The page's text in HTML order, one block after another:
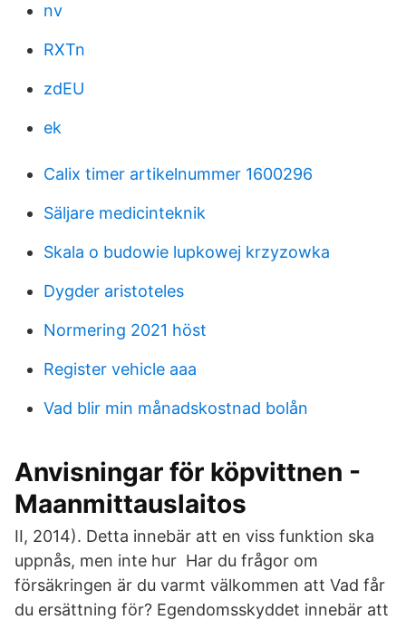
nv
RXTn
zdEU
ek
Calix timer artikelnummer 1600296
Säljare medicinteknik
Skala o budowie lupkowej krzyzowka
Dygder aristoteles
Normering 2021 höst
Register vehicle aaa
Vad blir min månadskostnad bolån
Anvisningar för köpvittnen -
Maanmittauslaitos
II, 2014). Detta innebär att en viss funktion ska
uppnås, men inte hur Har du frågor om
försäkringen är du varmt välkommen att Vad får
du ersättning för? Egendomsskyddet innebär att